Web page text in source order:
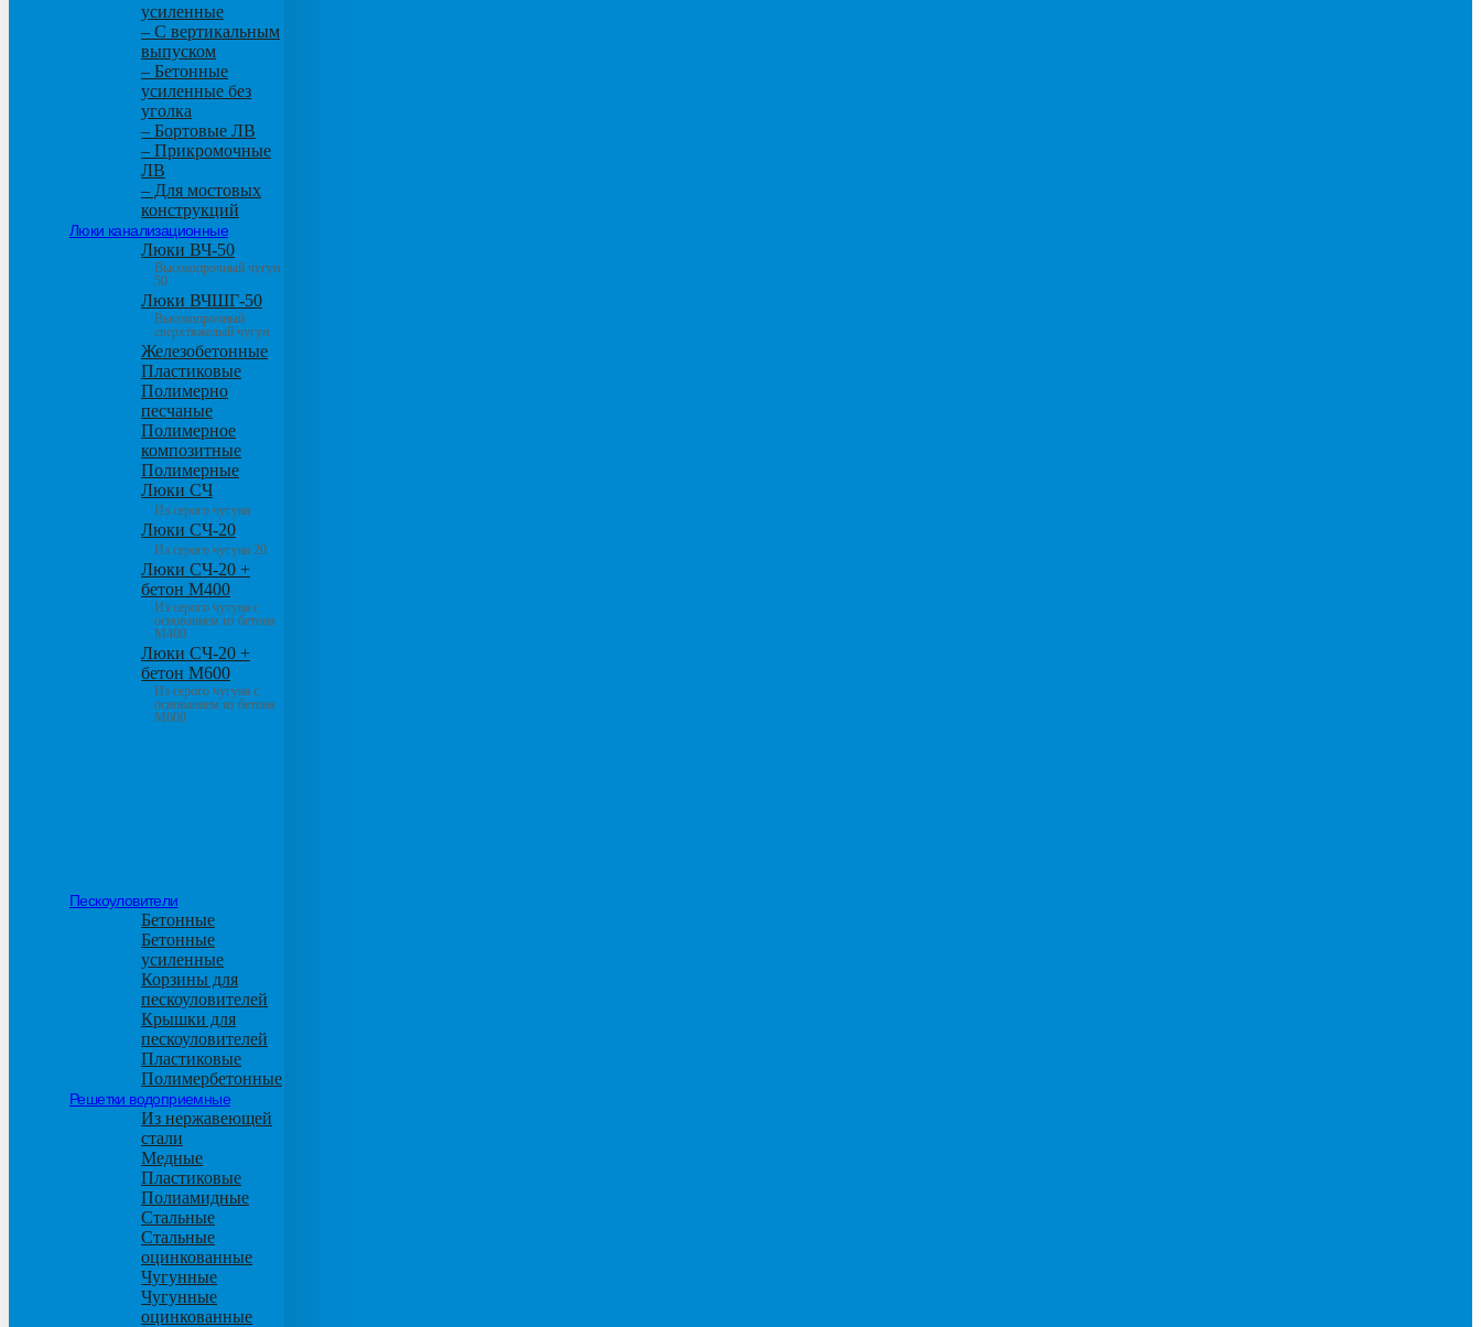
усиленные
– С вертикальным
выпуском
– Бетонные
усиленные без
уголка
– Бортовые ЛВ
– Прикромочные
ЛВ
– Для мостовых
конструкций
Люки канализационные
Люки ВЧ-50
Высокопрочный чугун
50
Люки ВЧШГ-50
Высокопрочный
сверхтяжелый чугун
Железобетонные
Пластиковые
Полимерно
песчаные
Полимерное
композитные
Полимерные
Люки СЧ
Из серого чугуна
Люки СЧ-20
Из серого чугуна 20
Люки СЧ-20 +
бетон М400
Из серого чугуна с
основанием из бетона
М400
Люки СЧ-20 +
бетон М600
Из серого чугуна с
основанием из бетона
М600
Пескоуловители
Бетонные
Бетонные
усиленные
Корзины для
пескоуловителей
Крышки для
пескоуловителей
Пластиковые
Полимербетонные
Решетки водоприемные
Из нержавеющей
стали
Медные
Пластиковые
Полиамидные
Стальные
Стальные
оцинкованные
Чугунные
Чугунные
оцинкованные